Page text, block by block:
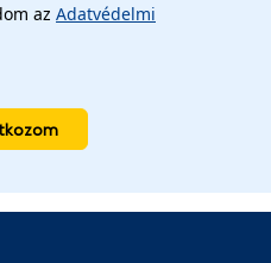
az Adatvédelmi